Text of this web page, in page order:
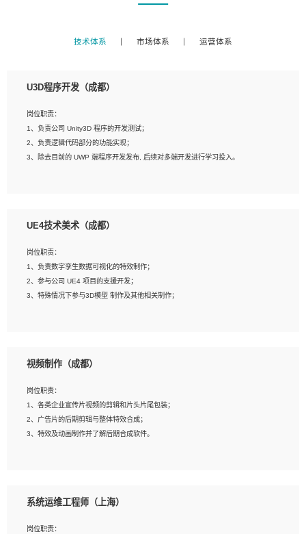
技术体系 市场体系 运营体系
U3D程序开发（成都）
岗位职责：
1、负责公司 Unity3D 程序的开发测试；
2、负责逻辑代码部分的功能实现；
3、除去目前的 UWP 端程序开发发布, 后续对多端开发进行学习投入。
2、熟练掌握 Unity3D 程序开发，精通 C# 语言开发；
4、有良好的沟通能力和团队合作意识；
5、开发过 HoloLens 程序者优先。
UE4技术美术（成都）
岗位职责：
1、负责数字孪生数据可视化的特效制作；
2、参与公司 UE4 项目的支援开发；
3、特殊情况下参与3D模型 制作及其他相关制作；
上；
3、想象力丰富, 有一定的艺术审美深度；
4、有良好的场景特效搭建功底；
5、熟悉 3Ds Max 或者 Maya；
6、有良好的沟通能力和团队合作意识；
视频制作（成都）
岗位职责：
1、各类企业宣传片视频的剪辑和片头片尾包装；
2、广告片的后期剪辑与整体特效合成；
3、特效及动画制作并了解后期合成软件。
2、熟练使用After Effect、Photo Shop、熟练掌握视频剪辑和特效包装软件；
系统运维工程师（上海）
岗位职责：